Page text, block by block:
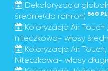
Dekoloryzacja
średnie(do ramion) 560
Koloryzacja Air
niteczkowa- włosy
Koloryzacja Air
Niteczkowa- włosy